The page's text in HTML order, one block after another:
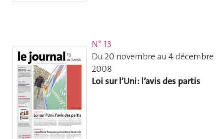
N° 13
Du 20 novembre au 4 décembre
2008
Loi sur l’Uni: l’avis des partis